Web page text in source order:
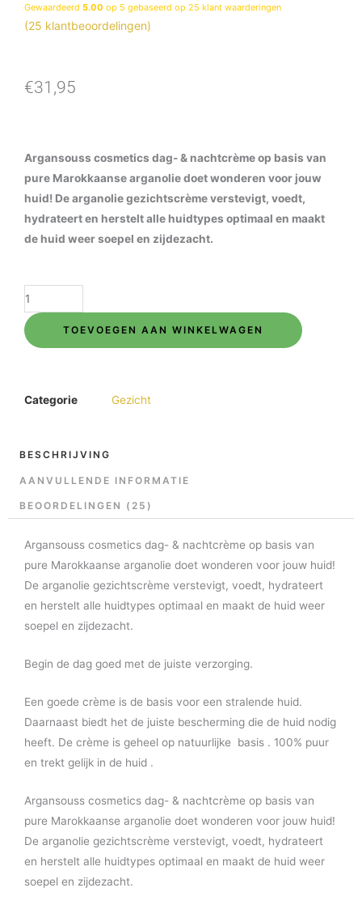
Gewaardeerd 5.00 op 5 gebaseerd op 25 klant waarderingen
(25 klantbeoordelingen)
€31,95
Argansouss cosmetics dag- & nachtcrème op basis van
pure Marokkaanse arganolie doet wonderen voor jouw
huid! De arganolie gezichtscrème verstevigt, voedt,
hydrateert en herstelt alle huidtypes optimaal en maakt
de huid weer soepel en zijdezacht.
Dag
en
nachtcrème
aantal
TOEVOEGEN AAN WINKELWAGEN
Categorie Gezicht
BESCHRIJVING
AANVULLENDE INFORMATIE
BEOORDELINGEN (25)
Argansouss cosmetics dag- & nachtcrème op basis van
pure Marokkaanse arganolie doet wonderen voor jouw huid!
De arganolie gezichtscrème verstevigt, voedt, hydrateert
en herstelt alle huidtypes optimaal en maakt de huid weer
soepel en zijdezacht.
Begin de dag goed met de juiste verzorging.
Een goede crème is de basis voor een stralende huid.
Daarnaast biedt het de juiste bescherming die de huid nodig
heeft. De crème is geheel op natuurlijke basis . 100% puur
en trekt gelijk in de huid .
Argansouss cosmetics dag- & nachtcrème op basis van
pure Marokkaanse arganolie doet wonderen voor jouw huid!
De arganolie gezichtscrème verstevigt, voedt, hydrateert
en herstelt alle huidtypes optimaal en maakt de huid weer
soepel en zijdezacht.